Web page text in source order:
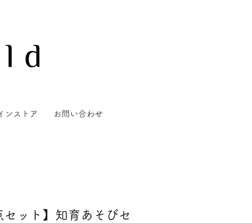
ンストア お問い合わせ
セット】知育あそびセ